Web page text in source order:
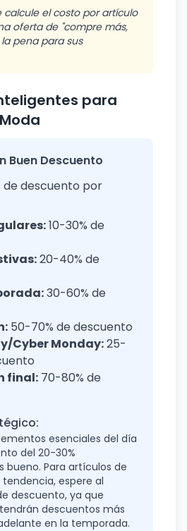
calcule el costo por artículo
oferta de "compre más,
pena para sus
para
Buen Descuento
de descuento por
10-30% de
20-40% de
30-60% de
50-70% de descuento
Cyber Monday:25-
final: 70-80% de
esenciales del día
del 20-30%
bueno. Para artículos de
espere al
descuento, ya que
descuentos más
en la temporada.